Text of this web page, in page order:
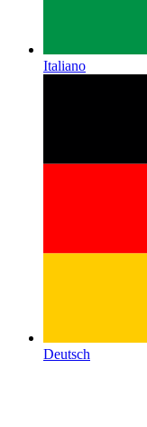
Italiano
Deutsch